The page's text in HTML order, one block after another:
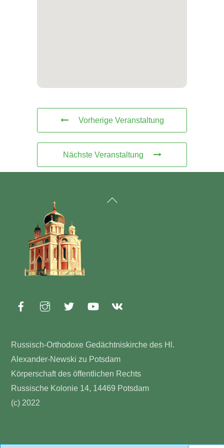
Vorherige Veranstaltung
Nächste Veranstaltung
Back
Russisch-Orthodoxe Gedächtniskirche des Hl.
Alexander-Newski zu Potsdam
Körperschaft des öffentlichen Rechts
Russische Kolonie 14, 14469 Potsdam
(c) 2022